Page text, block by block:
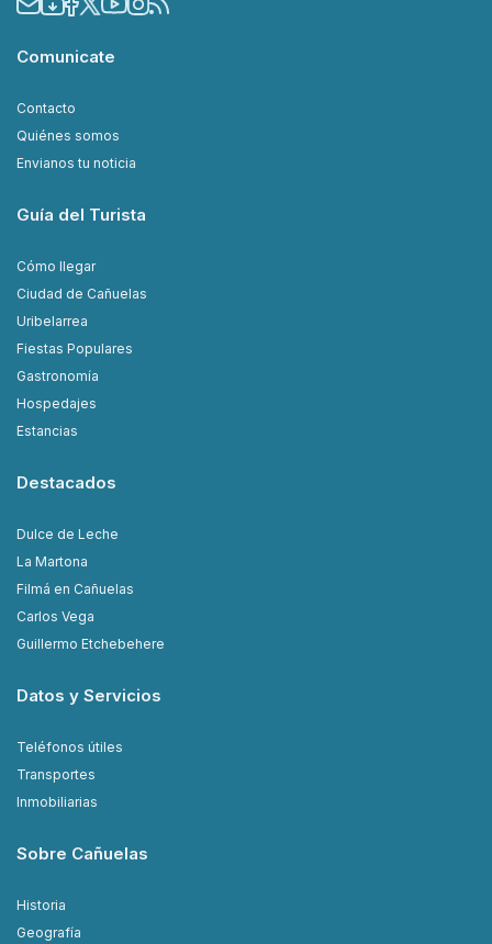
Comunicate
Contacto
Quiénes somos
Envianos tu noticia
Guía del Turista
Cómo llegar
Ciudad de Cañuelas
Uribelarrea
Fiestas Populares
Gastronomía
Hospedajes
Estancias
Destacados
Dulce de Leche
La Martona
Filmá en Cañuelas
Carlos Vega
Guillermo Etchebehere
Datos y Servicios
Teléfonos útiles
Transportes
Inmobiliarias
Sobre Cañuelas
Historia
Geografía